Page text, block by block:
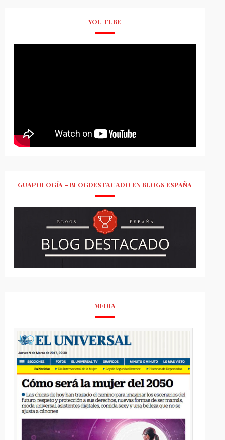
YOU TUBE
GUAPOLOGÍA – BLOGDESTACADO EN BLOGS ESPAÑA
MEDIA